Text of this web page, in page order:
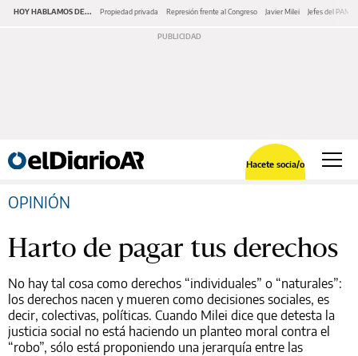
HOY HABLAMOS DE... Propiedad privada Represión frente al Congreso Javier Milei Jefes del PAMI
Hacete socia/o
OPINIÓN
Harto de pagar tus derechos
No hay tal cosa como derechos “individuales” o “naturales”:
los derechos nacen y mueren como decisiones sociales, es
decir, colectivas, políticas. Cuando Milei dice que detesta la
justicia social no está haciendo un planteo moral contra el
“robo”, sólo está proponiendo una jerarquía entre las